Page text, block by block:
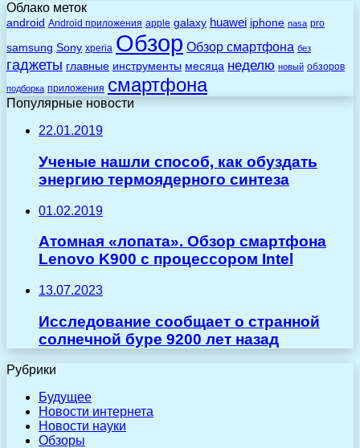
Облако меток
android Android приложения apple galaxy huawei iphone nasa pro
samsung Sony xperia Обзор Обзор смартфона без
гаджеты главные инструменты месяца неделю новый обзоров
подборка приложения смартфона
Популярные новости
22.01.2019
Ученые нашли способ, как обуздать
энергию термоядерного синтеза
01.02.2019
Атомная «лопата». Обзор смартфона
Lenovo K900 с процессором Intel
13.07.2023
Исследование сообщает о странной
солнечной буре 9200 лет назад
Рубрики
Будущее
Новости интернета
Новости науки
Обзоры